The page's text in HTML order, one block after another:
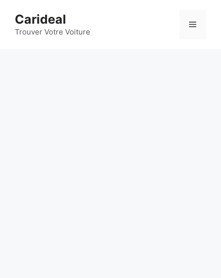
contenu
Carideal
Trouver Votre Voiture
Menu